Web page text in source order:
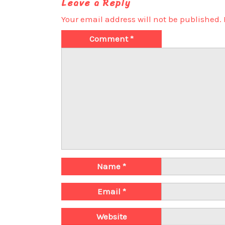
Your email address will not be published.
Comment*
Name *
Email *
Website